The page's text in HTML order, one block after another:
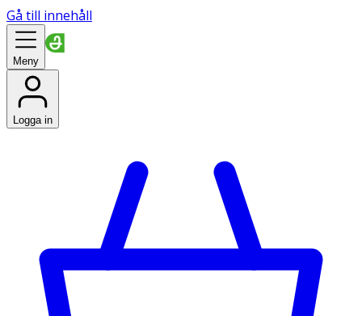
Gå till innehåll
Meny
Logga in